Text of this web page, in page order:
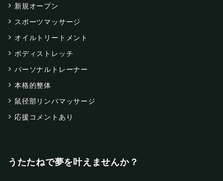
新規オープン
スポーツマッサージ
オイルトリートメント
ボディストレッチ
パーソナルトレーナー
本格的整体
鼠径部リンパマッサージ
応援コメントあり
うたたねで夢を叶えませんか？